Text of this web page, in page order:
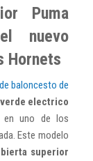
Puma
nuevo
Hornets
baloncesto de
electrico
en uno de los
Este modelo
superior